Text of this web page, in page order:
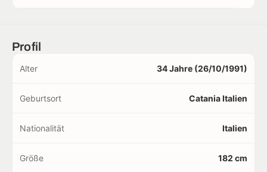
Profil
Alter 34 Jahre (26/10/1991)
Geburtsort Catania Italien
Nationalität Italien
Größe 182 cm